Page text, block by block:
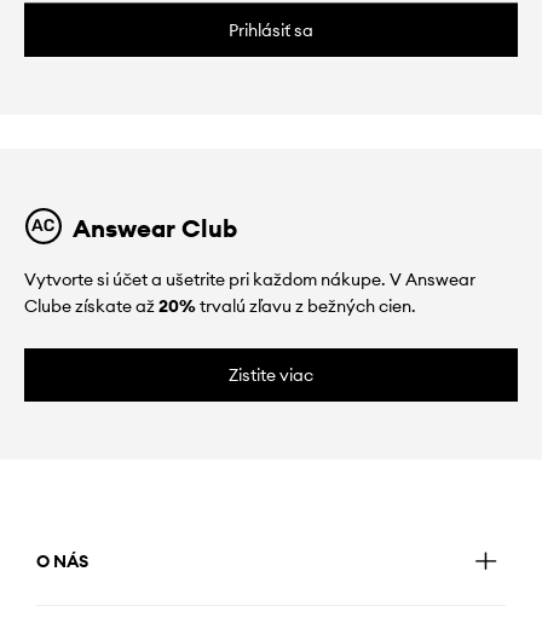
Prihlásiť sa
Answear Club
Vytvorte si účet a ušetrite pri každom nákupe. V Answear
Clube získate až20%trvalú zľavu z bežných cien.
Zistite viac
O NÁS